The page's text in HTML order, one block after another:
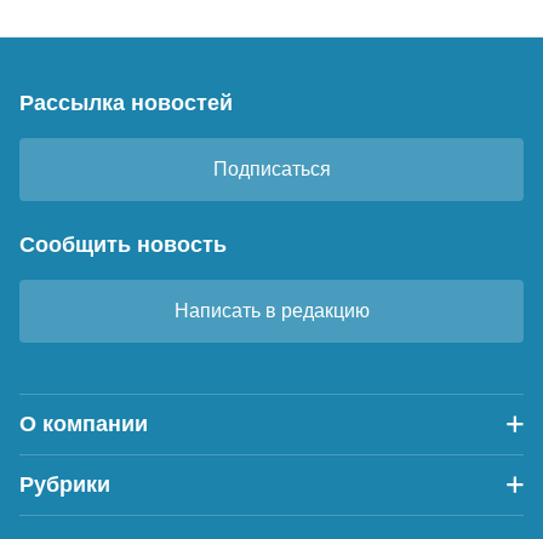
Рассылка новостей
Подписаться
Сообщить новость
Написать в редакцию
О компании
Рубрики